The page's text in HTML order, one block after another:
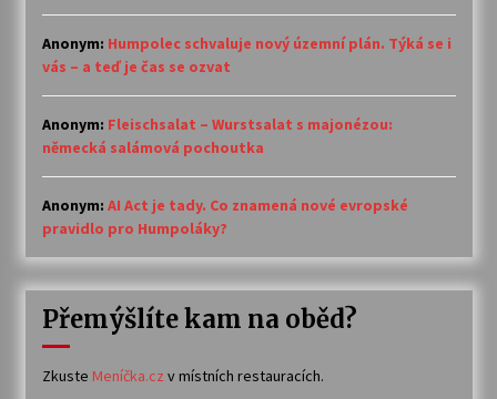
Anonym: Humpolec schvaluje nový územní plán. Týká se i
vás – a teď je čas se ozvat
Anonym: Fleischsalat – Wurstsalat s majonézou:
německá salámová pochoutka
Anonym: AI Act je tady. Co znamená nové evropské
pravidlo pro Humpoláky?
Přemýšlíte kam na oběd?
Zkuste Meníčka.cz v místních restauracích.